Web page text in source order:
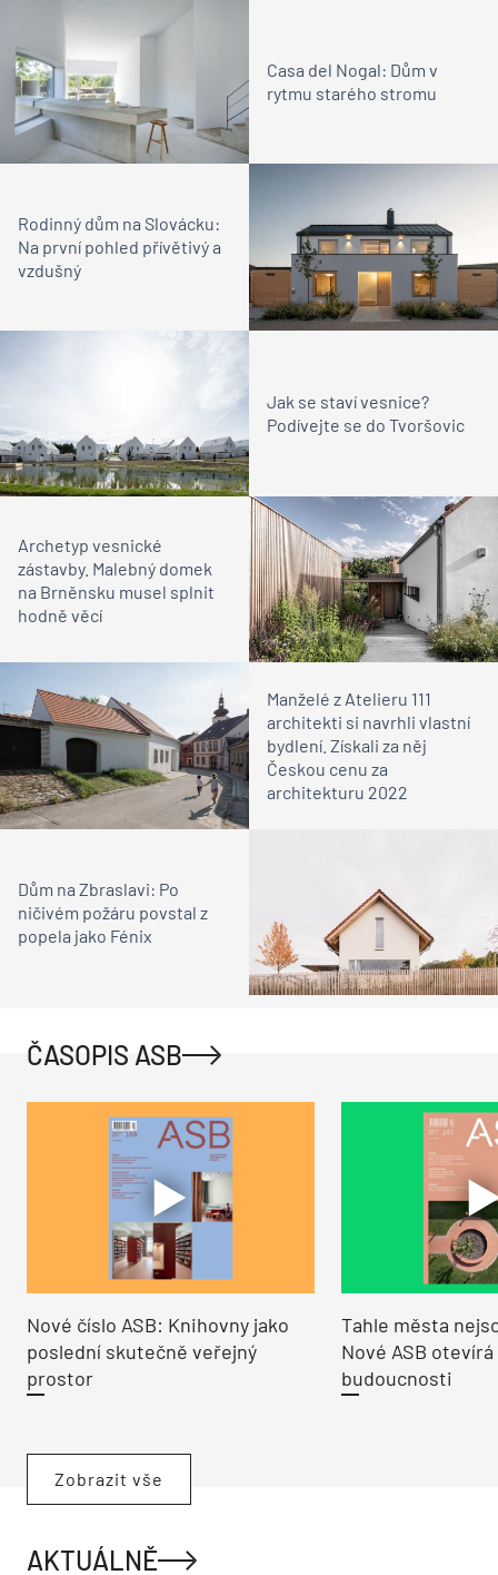
Casa del Nogal: Dům v
rytmu starého stromu
Rodinný dům na Slovácku:
Na první pohled přívětivý a
vzdušný
Jak se staví vesnice?
Podívejte se do Tvoršovic
Archetyp vesnické
zástavby. Malebný domek
na Brněnsku musel splnit
hodně věcí
Manželé z Atelieru 111
architekti si navrhli vlastní
bydlení. Získali za něj
Českou cenu za
architekturu 2022
Dům na Zbraslavi: Po
ničivém požáru povstal z
popela jako Fénix
ČASOPIS ASB
Nové číslo ASB: Knihovny jako
poslední skutečně veřejný
prostor
Tahle města
Nové ASB
budoucnosti
Zobrazit vše
AKTUÁLNĚ